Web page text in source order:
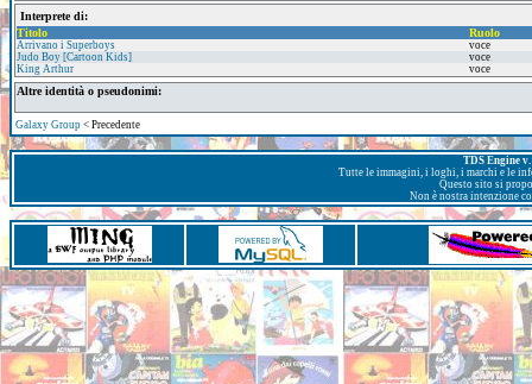
Interprete di:
Titolo
Ruolo
Arrivano i Superboys
voce
Judo Boy [Cartoon Kids]
voce
King Arthur
voce
Altre identità o pseudonimi:
Galaxy Group < Precedente
TDS Engine
Tutte le immagini, i loghi, i marchi e le
Questo sito si
Non è nostra intenzione